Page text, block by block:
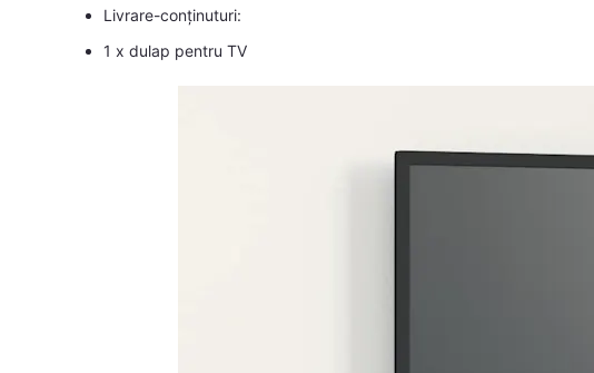
Livrare-conținuturi:
1 x dulap pentru TV